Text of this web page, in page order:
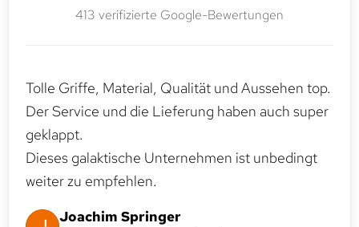
413 verifizierte Google-Bewertungen
Tolle Griffe, Material, Qualität und Aussehen top.
Der Service und die Lieferung haben auch super
geklappt.
Dieses galaktische Unternehmen ist unbedingt
weiter zu empfehlen.
Joachim Springer